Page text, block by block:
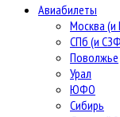
Авиабилеты
Москва
СПб (и
Поволжье
Урал
ЮФО
Сибирь